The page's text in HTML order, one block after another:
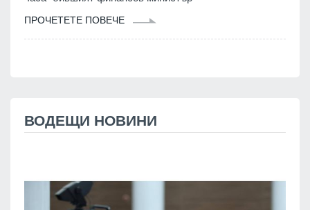
ПРОЧЕТЕТЕ ПОВЕЧЕ
ВОДЕЩИ НОВИНИ